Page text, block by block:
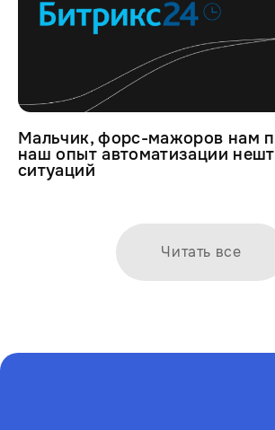
Мальчик, форс-мажоров нам
наш опыт автоматизации
ситуаций
Читать все